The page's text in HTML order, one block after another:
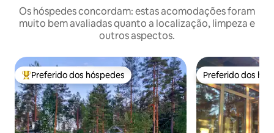
Os hóspedes concordam: estas acomodações foram
muito bem avaliadas quanto a localização, limpeza e
outros aspectos.
Entre os melhores preferidos dos hóspedes
Preferido dos hóspedes Preferido dos
Preferido dos